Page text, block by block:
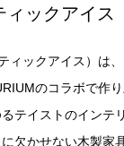
ィックアイス
ィックアイス）は、
のコラボで作
テイストのインテ
欠かせない木製家